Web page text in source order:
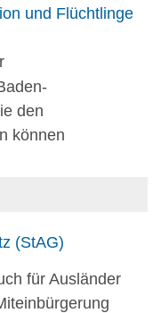
und Flüchtlinge
den
können
(StAG)
für Ausländer